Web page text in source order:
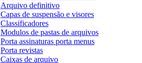
Arquivo definitivo
Capas de suspensão e visores
Classificadores
Modulos de pastas de arquivos
Porta assinaturas porta menus
Porta revistas
Caixas de arquivo